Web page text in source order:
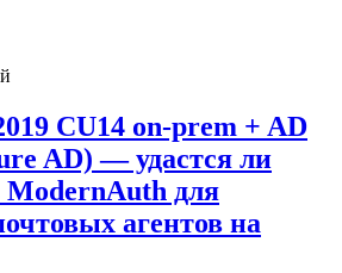
CU14 on-prem + AD
AD) — удаcтся ли
ModernAuth для
агентов на